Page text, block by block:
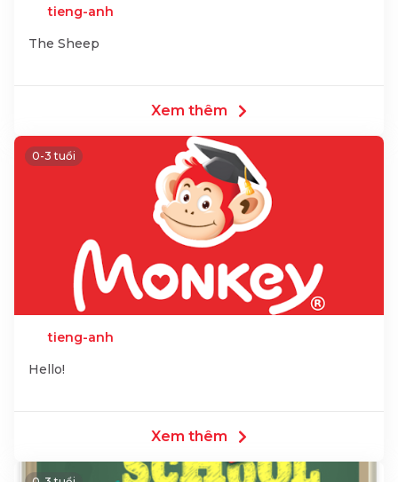
tieng-anh
The Sheep
Xem thêm
0-3 tuổi
tieng-anh
Hello!
Xem thêm